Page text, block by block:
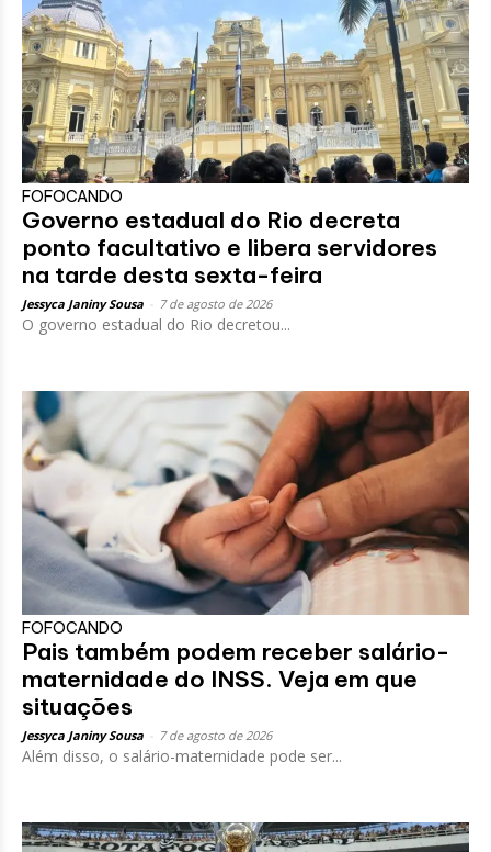
FOFOCANDO
Governo estadual do Rio decreta
ponto facultativo e libera servidores
na tarde desta sexta-feira
Jessyca Janiny Sousa 7 de agosto de 2026
O governo estadual do Rio decretou...
FOFOCANDO
Pais também podem receber salário-
maternidade do INSS. Veja em que
situações
Jessyca Janiny Sousa 7 de agosto de 2026
Além disso, o salário-maternidade pode ser...